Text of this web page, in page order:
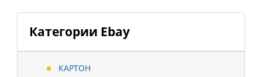
Категории Ebay
КАРТОН